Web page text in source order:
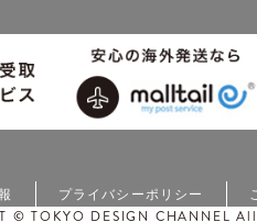
プライバシーポリシー
© TOKYO DESIGN CHANNEL